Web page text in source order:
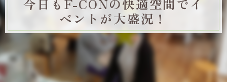
ベントが大盛況！